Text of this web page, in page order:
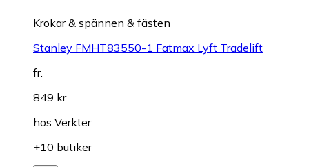
Krokar & spännen & fästen
Stanley FMHT83550-1 Fatmax Lyft Tradelift
fr.
849 kr
hos Verkter
+10 butiker